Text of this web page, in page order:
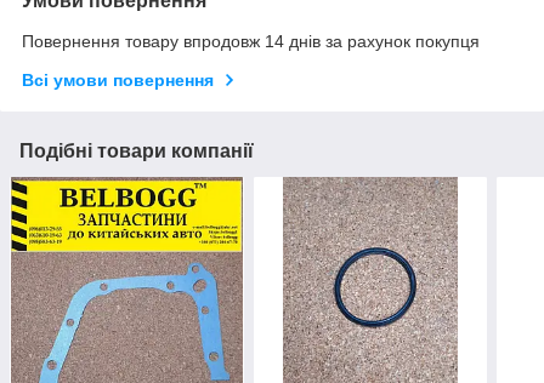
Повернення товару впродовж 14 днів за рахунок покупця
Всі умови повернення
Подібні товари компанії